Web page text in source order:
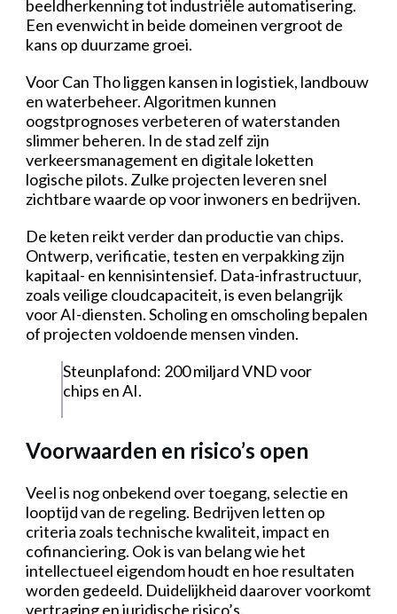
beeldherkenning tot industriële automatisering.
Een evenwicht in beide domeinen vergroot de
kans op duurzame groei.
Voor Can Tho liggen kansen in logistiek, landbouw
en waterbeheer. Algoritmen kunnen
oogstprognoses verbeteren of waterstanden
slimmer beheren. In de stad zelf zijn
verkeersmanagement en digitale loketten
logische pilots. Zulke projecten leveren snel
zichtbare waarde op voor inwoners en bedrijven.
De keten reikt verder dan productie van chips.
Ontwerp, verificatie, testen en verpakking zijn
kapitaal- en kennisintensief. Data-infrastructuur,
zoals veilige cloudcapaciteit, is even belangrijk
voor AI-diensten. Scholing en omscholing bepalen
of projecten voldoende mensen vinden.
Steunplafond: 200 miljard VND voor
chips en AI.
Voorwaarden en risico’s open
Veel is nog onbekend over toegang, selectie en
looptijd van de regeling. Bedrijven letten op
criteria zoals technische kwaliteit, impact en
cofinanciering. Ook is van belang wie het
intellectueel eigendom houdt en hoe resultaten
worden gedeeld. Duidelijkheid daarover voorkomt
vertraging en juridische risico’s.